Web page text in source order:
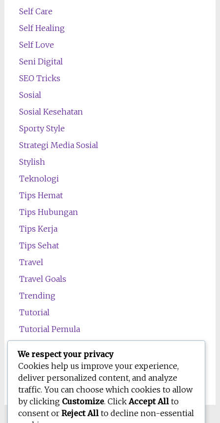
Self Care
Self Healing
Self Love
Seni Digital
SEO Tricks
Sosial
Sosial Kesehatan
Sporty Style
Strategi Media Sosial
Stylish
Teknologi
Tips Hemat
Tips Hubungan
Tips Kerja
Tips Sehat
Travel
Travel Goals
Trending
Tutorial
Tutorial Pemula
Wawasan
Wellness
We respect your privacy
Cookies help us improve your experience,
deliver personalized content, and analyze
traffic. You can choose which cookies to allow
by clicking Customize. ClickAccept All to
consent or Reject All to decline non-essential